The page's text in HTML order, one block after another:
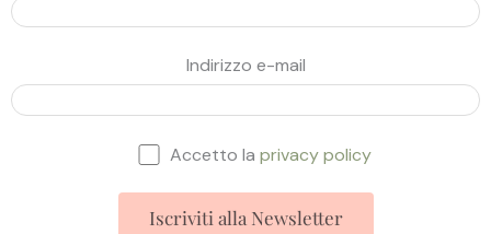
Indirizzo e-mail
Accetto laprivacy policy